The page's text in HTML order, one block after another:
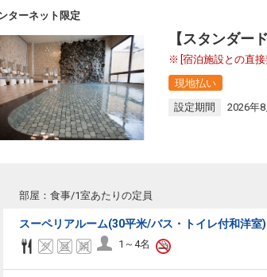
ターネット限定
【スタンダ
[宿泊施設との直
現地払い
設定期間
2026年
部屋：食事/1室あたりの定員
スーペリアルーム(30平米/バス・トイレ付和洋室)
1～4名